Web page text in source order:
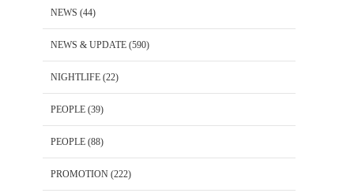
NEWS (44)
NEWS & UPDATE (590)
NIGHTLIFE (22)
PEOPLE (39)
PEOPLE (88)
PROMOTION (222)